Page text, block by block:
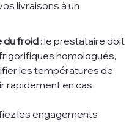
livraisons à un
du froid : le prestataire doit
homologués,
les températures de
rapidement en cas
les engagements